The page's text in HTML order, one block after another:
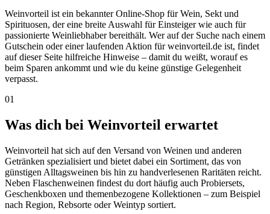
Weinvorteil ist ein bekannter Online-Shop für Wein, Sekt und
Spirituosen, der eine breite Auswahl für Einsteiger wie auch für
passionierte Weinliebhaber bereithält. Wer auf der Suche nach einem
Gutschein oder einer laufenden Aktion für weinvorteil.de ist, findet
auf dieser Seite hilfreiche Hinweise – damit du weißt, worauf es
beim Sparen ankommt und wie du keine günstige Gelegenheit
verpasst.
01
Was dich bei Weinvorteil erwartet
Weinvorteil hat sich auf den Versand von Weinen und anderen
Getränken spezialisiert und bietet dabei ein Sortiment, das von
günstigen Alltagsweinen bis hin zu handverlesenen Raritäten reicht.
Neben Flaschenweinen findest du dort häufig auch Probiersets,
Geschenkboxen und themenbezogene Kollektionen – zum Beispiel
nach Region, Rebsorte oder Weintyp sortiert.